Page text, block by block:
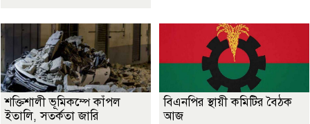
শক্তিশালী ভূমিকম্পে কাঁপল
ইতালি, সতর্কতা জারি
বিএনপির স্থায়ী কমিটির বৈঠক
আজ